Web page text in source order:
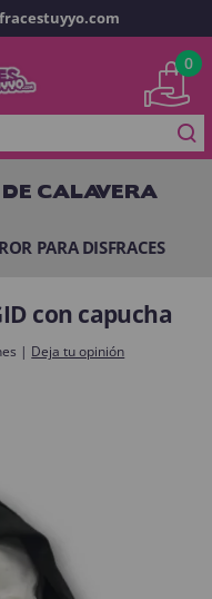
esperando.
0
CALAVERA
PARA DISFRACES
con capucha
| Deja tu opinión